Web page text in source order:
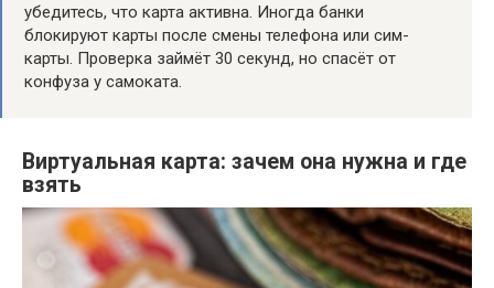
убедитесь, что карта активна. Иногда банки
блокируют карты после смены телефона или сим-
карты. Проверка займёт 30 секунд, но спасёт от
конфуза у самоката.
Виртуальная карта: зачем она нужна и где
взять